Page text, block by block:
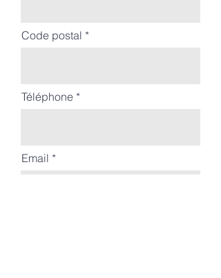
Code postal
Téléphone
Email